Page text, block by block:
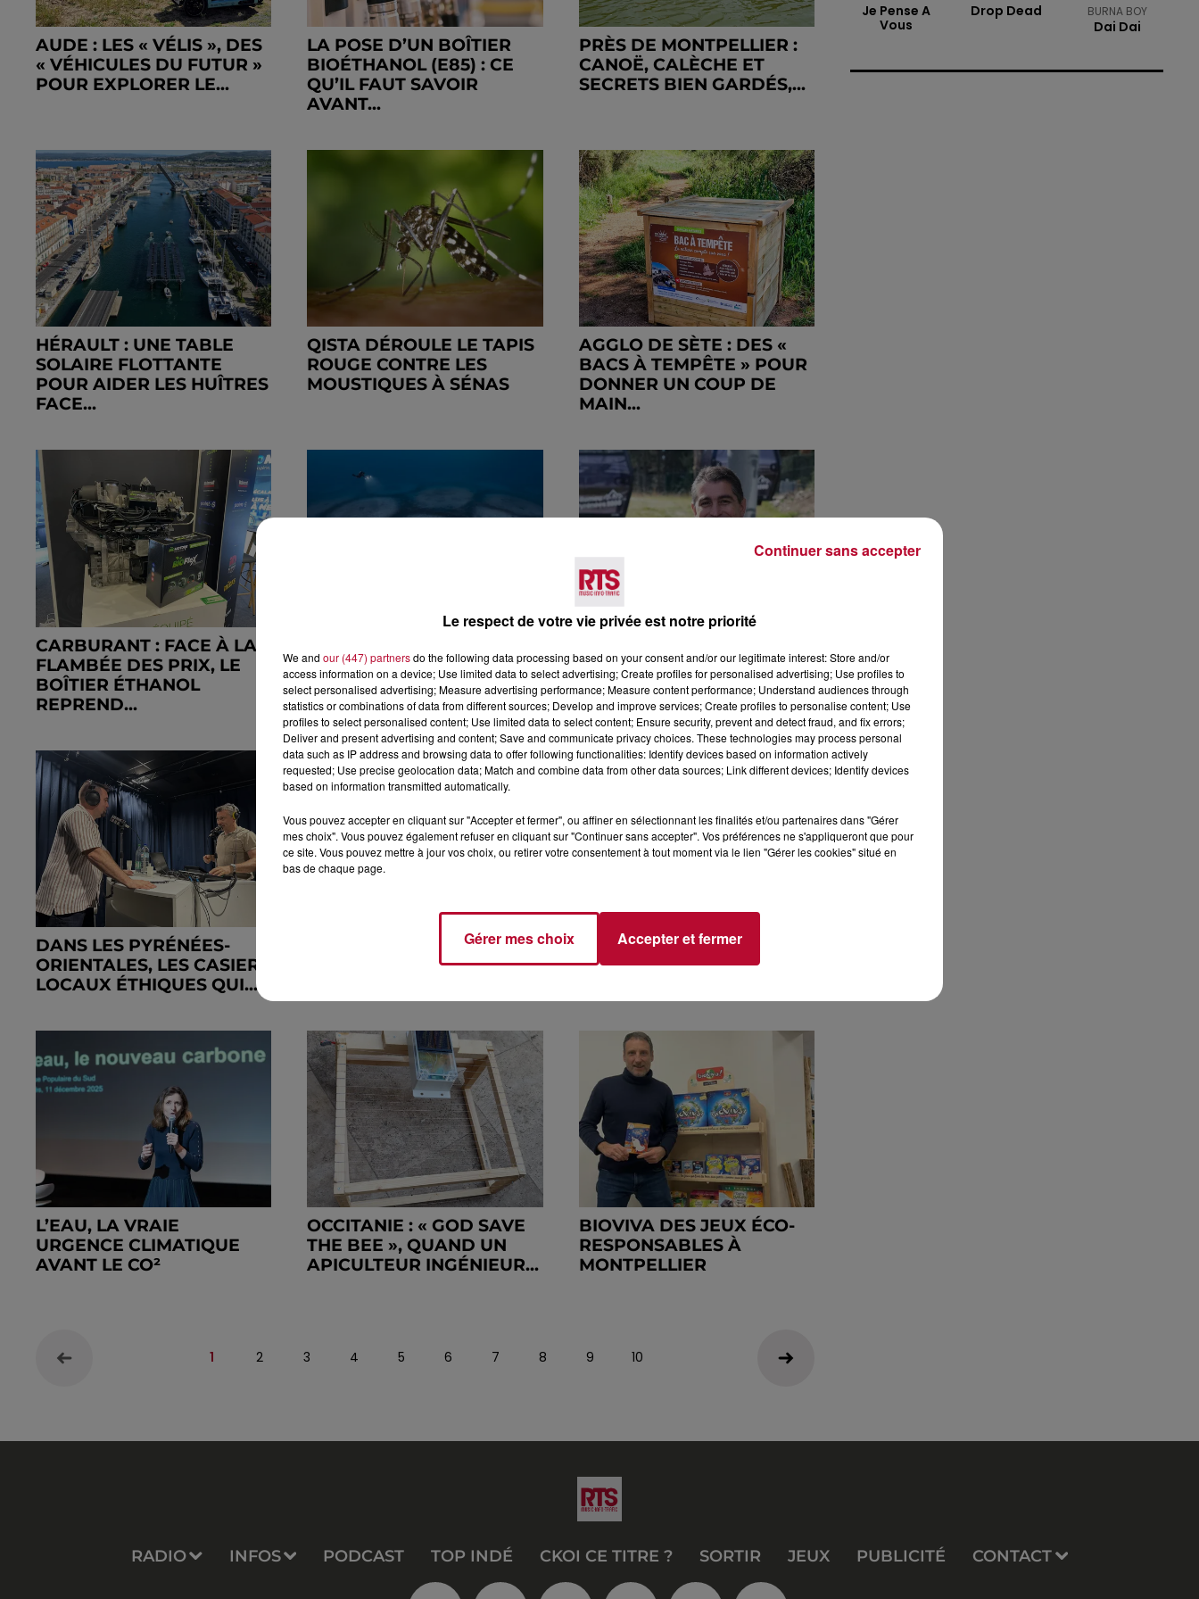
AUDE : LES « VÉLIS », DES
« VÉHICULES DU FUTUR »
POUR EXPLORER LE...
LA POSE D’UN BOÎTIER
BIOÉTHANOL (E85) : CE
QU’IL FAUT SAVOIR
AVANT...
PRÈS DE MONTPELLIER :
CANOË, CALÈCHE ET
SECRETS BIEN GARDÉS,...
HÉRAULT : UNE TABLE
SOLAIRE FLOTTANTE
POUR AIDER LES HUÎTRES
FACE...
QISTA DÉROULE LE TAPIS
ROUGE CONTRE LES
MOUSTIQUES À SÉNAS
AGGLO DE SÈTE : DES «
BACS À TEMPÊTE » POUR
DONNER UN COUP DE
MAIN...
CARBURANT : FACE À LA
FLAMBÉE DES PRIX, LE
BOÎTIER ÉTHANOL
REPREND...
L’ALERTE EN
PROFONDEUR DE
LAURENT BALLESTA
LA LEÇON DE JACQUES
ALVAREZ POUR LA
STATION...
DANS LES PYRÉNÉES-
ORIENTALES, LES CASIERS
LOCAUX ÉTHIQUES QUI...
MARINE OLACIA LANCE
SAO TEXTILE ET RECYCLE
EN PETITE CAMARGUE
DANS LE GARD, L’EAU SE
L’EAU, LA VRAIE
URGENCE CLIMATIQUE
AVANT LE CO²
OCCITANIE : « GOD SAVE
THE BEE », QUAND UN
APICULTEUR INGÉNIEUR...
BIOVIVA DES JEUX ÉCO-
RESPONSABLES À
MONTPELLIER
1 2 3 4 5 6 7 8 9 10
Je Pense A
Vous
Drop Dead
BURNA BOY
Dai Dai
RADIO INFOS PODCAST TOP INDÉ CKOI CE TITRE ? SORTIR JEUX PUBLICITÉ CONTACT
Le respect de votre vie privée est notre priorité
We and our (447) partnersdo the following data processing based on your consent and/or our legitimate interest: Store and/or
access information on a device; Use limited data to select advertising; Create profiles for personalised advertising; Use profiles to
select personalised advertising; Measure advertising performance; Measure content performance; Understand audiences through
statistics or combinations of data from different sources; Develop and improve services; Create profiles to personalise content; Use
profiles to select personalised content; Use limited data to select content; Ensure security, prevent and detect fraud, and fix errors;
Deliver and present advertising and content; Save and communicate privacy choices. These technologies may process personal
data such as IP address and browsing data to offer following functionalities: Identify devices based on information actively
requested; Use precise geolocation data; Match and combine data from other data sources; Link different devices; Identify devices
based on information transmitted automatically.
Vous pouvez accepter en cliquant sur "Accepter et fermer", ou affiner en sélectionnant les finalités et/ou partenaires dans "Gérer
mes choix". Vous pouvez également refuser en cliquant sur "Continuer sans accepter". Vos préférences ne s'appliqueront que pour
ce site. Vous pouvez mettre à jour vos choix, ou retirer votre consentement à tout moment via le lien "Gérer les cookies" situé en
bas de chaque page.
Gérer mes choix Accepter et fermer
Continuer sans accepter